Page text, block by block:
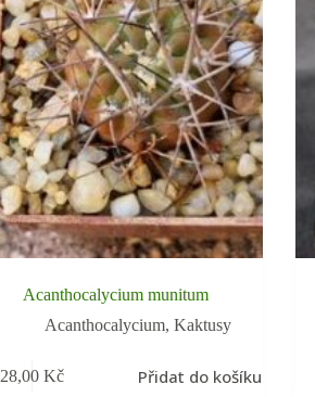
Acanthocalycium munitum
Acanthocalycium, Kaktusy
28,00 Kč Přidat do košíku